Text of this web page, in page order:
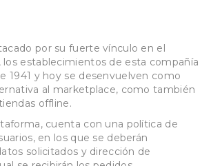
por su fuerte vínculo en el
los establecimientos de esta compañía
1941 y hoy se desenvuelven como
al marketplace, como también
offline.
cuenta con una política de
en los que se deberán
solicitados y dirección de